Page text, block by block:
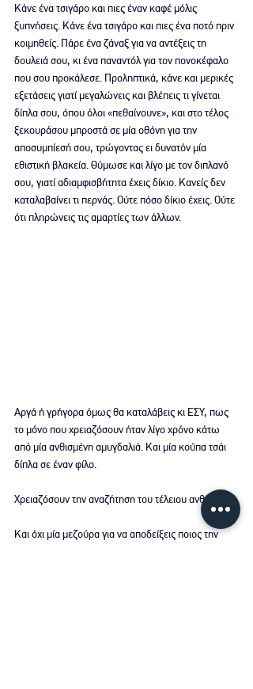
Κάνε ένα τσιγάρο και πιες έναν καφέ μόλις
ξυπνήσεις. Κάνε ένα τσιγάρο και πιες ένα ποτό πριν
κοιμηθείς. Πάρε ένα ζάναξ για να αντέξεις τη
δουλειά σου, κι ένα παναντόλ για τον πονοκέφαλο
που σου προκάλεσε. Προληπτικά, κάνε και μερικές
εξετάσεις γιατί μεγαλώνεις και βλέπεις τι γίνεται
δίπλα σου, όπου όλοι «πεθαίνουνε», και στο τέλος
ξεκουράσου μπροστά σε μία οθόνη για την
αποσυμπίεσή σου, τρώγοντας ει δυνατόν μία
εθιστική βλακεία. Θύμωσε και λίγο με τον διπλανό
σου, γιατί αδιαμφισβήτητα έχεις δίκιο. Κανείς δεν
καταλαβαίνει τι περνάς. Ούτε πόσο δίκιο έχεις. Ούτε
ότι πληρώνεις τις αμαρτίες των άλλων.
Αργά ή γρήγορα όμως θα καταλάβεις κι ΕΣΥ, πως
το μόνο που χρειαζόσουν ήταν λίγο χρόνο κάτω
από μία ανθισμένη αμυγδαλιά. Και μία κούπα τσάι
δίπλα σε έναν φίλο.
Χρειαζόσουν την αναζήτηση του τέλειου ανθού.
Και όχι μία μεζούρα για να αποδείξεις ποιος την